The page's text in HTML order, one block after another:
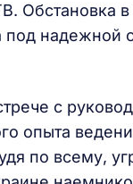
Обстановка
под
с
опыта
по всему,